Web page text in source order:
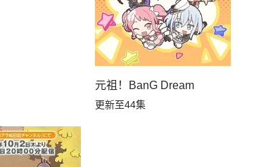
元祖！BanG Dream
更新至44集